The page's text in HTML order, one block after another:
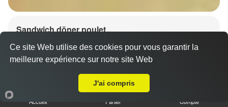
Sandwich döner poulet
Dès7.00 €
Accueil Panier Compte
Ce site Web utilise des cookies pour vous garantir la
meilleure expérience sur notre site Web
J'ai compris